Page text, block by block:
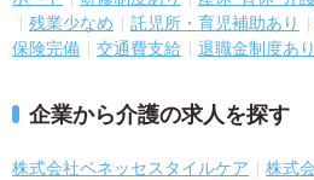
残業少なめ
託児所・育児補助あり
保険完備
交通費支給 退職金制度あり
企業から介護の求人を探す
株式会社ベネッセスタイルケア 株式